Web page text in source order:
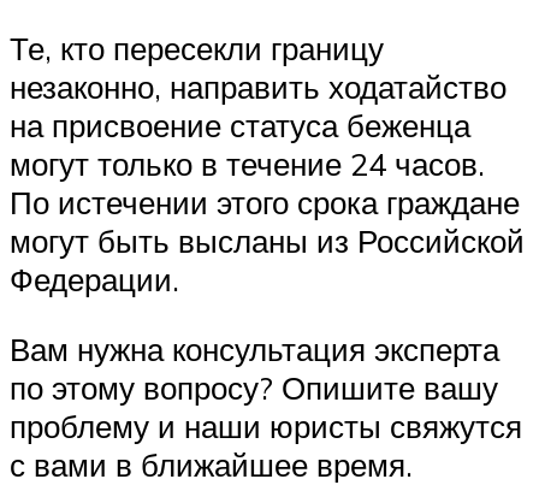
Те, кто пересекли границу
незаконно, направить ходатайство
на присвоение статуса беженца
могут только в течение 24 часов.
По истечении этого срока граждане
могут быть высланы из Российской
Федерации.
Вам нужна консультация эксперта
по этому вопросу? Опишите вашу
проблему и наши юристы свяжутся
с вами в ближайшее время.